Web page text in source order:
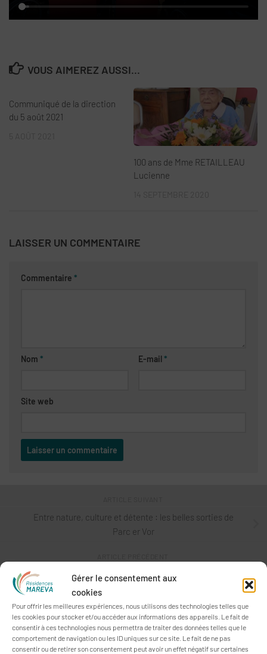
Gérer le consentement aux
cookies
Pour offrir les meilleures expériences, nous utilisons des technologies telles que
les cookies pour stocker et/ou accéder aux informations des appareils. Le fait de
consentir à ces technologies nous permettra de traiter des données telles que le
comportement de navigation ou les ID uniques sur ce site. Le fait de ne pas
consentir ou de retirer son consentement peut avoir un effet négatif sur certaines
VOUS AIMEREZ AUSSI...
Communiqué de la direction
du 5 août 2021
100 ans de Mme RETAILLEAU
Lucienne
LAISSER UN COMMENTAIRE
Commentaire *
Nom * E-mail*
Site web
Entre nature, culture et détente : les belles sorties de
Parc er Vor
Une bouffée d’air frais pour les résidents des Nymphéas à